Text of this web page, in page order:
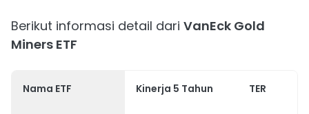
Berikut informasi detail dari VanEck Gold
Miners ETF
Nama ETF Kinerja 5 Tahun TER